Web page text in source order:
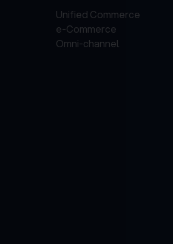
Unified Commerce
e-Commerce
Omni-channel